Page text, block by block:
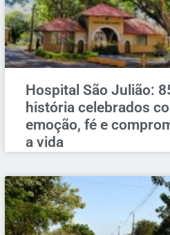
Hospital São Julião:
história celebrados
emoção, fé e
a vida